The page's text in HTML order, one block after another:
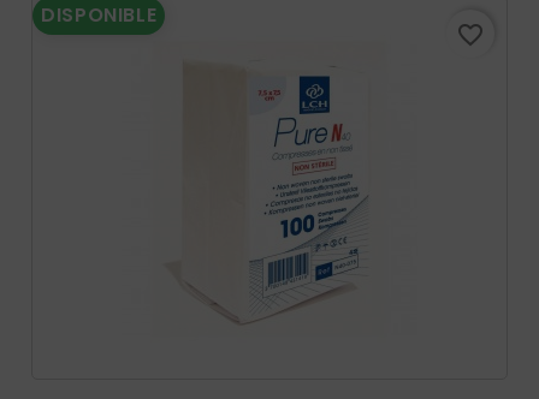
DISPONIBLE
favorite_border